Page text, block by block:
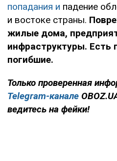
попадания и падение
и востоке страны.
жилые дома,
инфраструктуры. Есть
погибшие.
Только проверенная
Telegram-канале
ведитесь на фейки!